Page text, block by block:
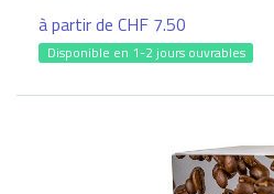
à partir de CHF 7.50
Disponible en 1-2 jours ouvrables